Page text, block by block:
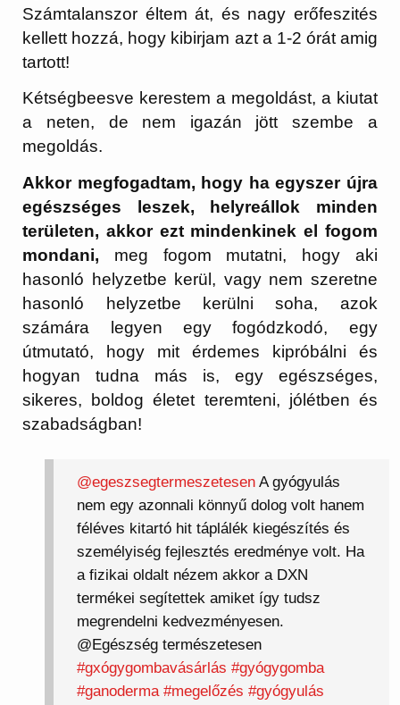
Számtalanszor éltem át, és nagy erőfeszités
kellett hozzá, hogy kibirjam azt a 1-2 órát amig
tartott!
Kétségbeesve kerestem a megoldást, a kiutat
a neten, de nem igazán jött szembe a
megoldás.
Akkor megfogadtam, hogy ha egyszer újra
egészséges leszek, helyreállok minden
területen, akkor ezt mindenkinek el fogom
mondani, meg fogom mutatni, hogy aki
hasonló helyzetbe kerül, vagy nem szeretne
hasonló helyzetbe kerülni soha, azok
számára legyen egy fogódzkodó, egy
útmutató, hogy mit érdemes kipróbálni és
hogyan tudna más is, egy egészséges,
sikeres, boldog életet teremteni, jólétben és
szabadságban!
@egeszsegtermeszetesenA gyógyulás
nem egy azonnali könnyű dolog volt hanem
féléves kitartó hit táplálék kiegészítés és
személyiség fejlesztés eredménye volt. Ha
a fizikai oldalt nézem akkor a DXN
termékei segítettek amiket így tudsz
megrendelni kedvezményesen.
@Egészség természetesen
#gxógygombavásárlás #gyógygomba
#ganoderma #megelőzés #gyógyulás